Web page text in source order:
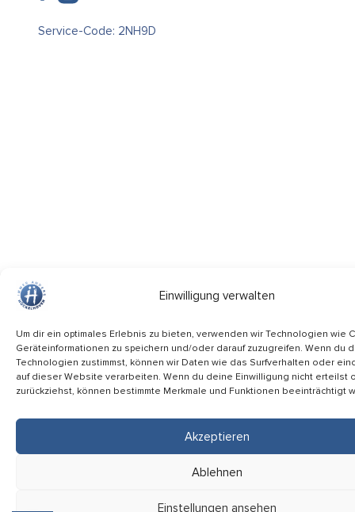
Einwilligung verwalten
Um dir ein optimales Erlebnis zu bieten, verwenden wir Technologien wie
Geräteinformationen zu speichern und/oder darauf zuzugreifen. Wenn du
Technologien zustimmst, können wir Daten wie das Surfverhalten oder
auf dieser Website verarbeiten. Wenn du deine Einwilligung nicht erteilst
zurückziehst, können bestimmte Merkmale und Funktionen beeinträchtigt
Akzeptieren
Ablehnen
Einstellungen ansehen
Service-Code: 2NH9D